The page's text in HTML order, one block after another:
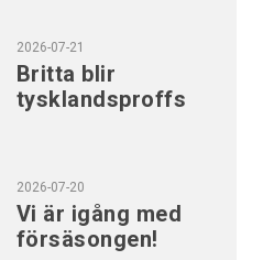
2026-07-21
Britta blir
tysklandsproffs
2026-07-20
Vi är igång med
försäsongen!